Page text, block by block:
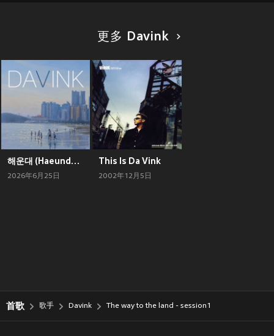
更多 Davink
해운대 (Haeundae)
2026年6月25日
This Is Da Vink
2002年12月5日
首歌 歌手 Davink The way to the land - session1